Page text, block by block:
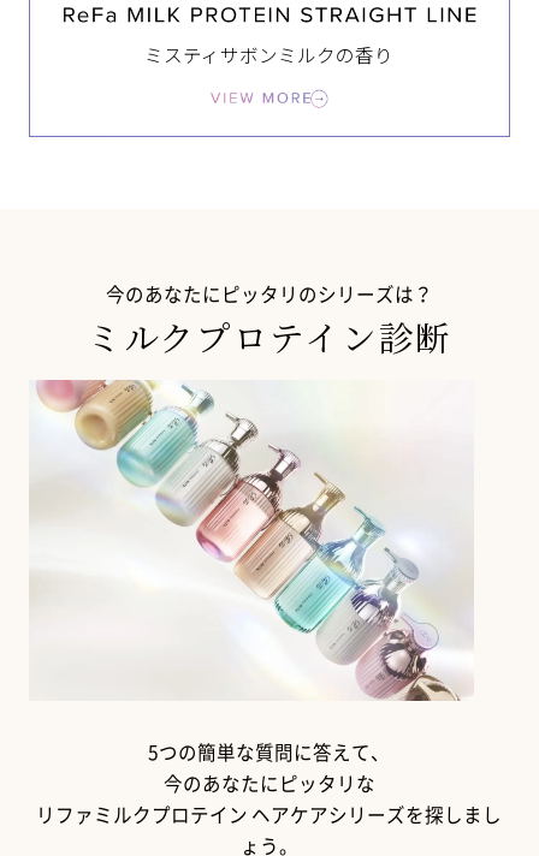
ミスティサボンミルクの香り
今のあなたにピッタリのシリーズは？
ミルクプロテイン診断
5つの簡単な質問に答えて、
今のあなたにピッタリな
リファミルクプロテイン ヘアケアシリーズを探しまし
ょう。